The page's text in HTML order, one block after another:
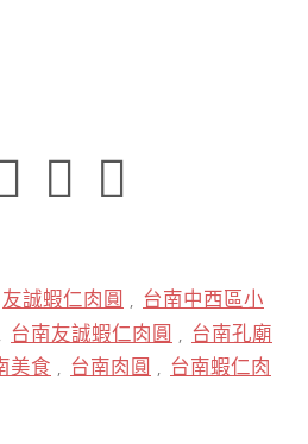
友誠蝦仁肉圓 , 台南中西區小
, 台南友誠蝦仁肉圓 , 台南孔廟
美食 , 台南肉圓 , 台南蝦仁肉